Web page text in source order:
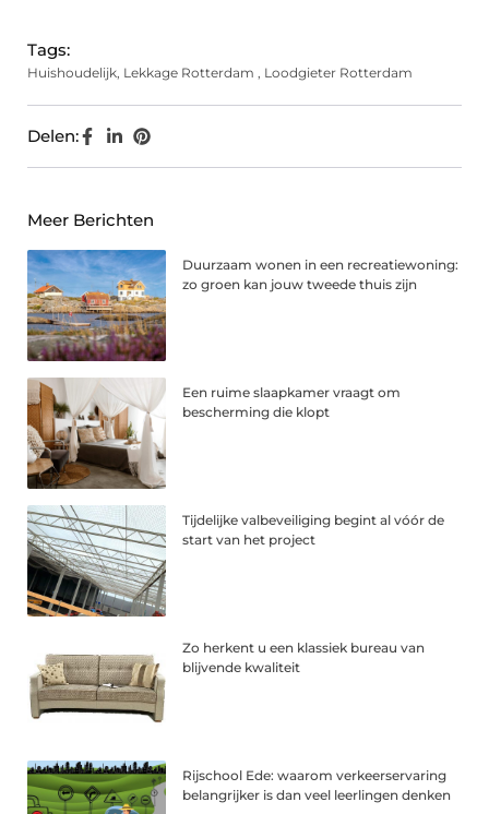
Tags:
Huishoudelijk, Lekkage Rotterdam , Loodgieter Rotterdam
Delen:
Meer Berichten
Duurzaam wonen in een recreatiewoning:
zo groen kan jouw tweede thuis zijn
Een ruime slaapkamer vraagt om
bescherming die klopt
Tijdelijke valbeveiliging begint al vóór de
start van het project
Zo herkent u een klassiek bureau van
blijvende kwaliteit
Rijschool Ede: waarom verkeerservaring
belangrijker is dan veel leerlingen denken